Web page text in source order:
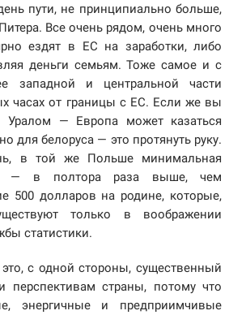
пути, не принципиально больше,
Все очень рядом, очень много
ездят в ЕС на заработки, либо
деньги семьям. Тоже самое и с
западной и центральной части
часах от границы с ЕС. Если же вы
— Европа может казаться
для белоруса — это протянуть руку.
в той же Польше минимальная
— в полтора раза выше, чем
500 долларов на родине, которые,
только в воображении
статистики.
с одной стороны, существенный
перспективам страны, потому что
энергичные и предприимчивые